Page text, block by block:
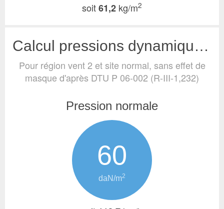
soit61,2 kg/m2
Calcul pressions dynamiques de base (vent)
Pour région vent 2 et site normal, sans effet de
masque d'après DTU P 06-002 (R-III-1,232)
Pression normale
60
daN/m2